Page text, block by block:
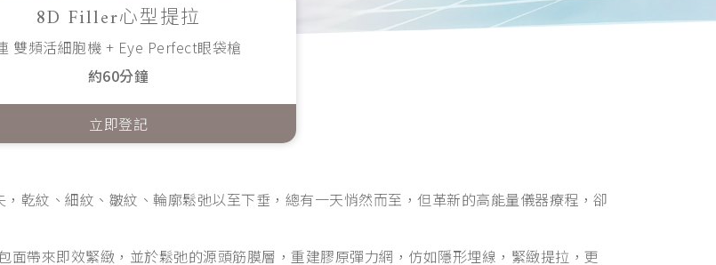
8D Filler心型提拉
雙頻活細胞機 + Eye Perfect眼袋槍
約60分鐘
立即登記
乾紋、細紋、皺紋、輪廓鬆弛以至下垂，總有一天悄然而至，但革新的高能量儀器療程，卻
帶來即效緊緻，並於鬆弛的源頭筋膜層，重建膠原彈力網，仿如隱形埋線，緊緻提拉，更